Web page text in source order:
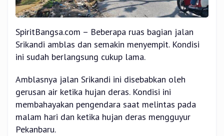
SpiritBangsa.com – Beberapa ruas bagian jalan
Srikandi amblas dan semakin menyempit. Kondisi
ini sudah berlangsung cukup lama.
Amblasnya jalan Srikandi ini disebabkan oleh
gerusan air ketika hujan deras. Kondisi ini
membahayakan pengendara saat melintas pada
malam hari dan ketika hujan deras mengguyur
Pekanbaru.